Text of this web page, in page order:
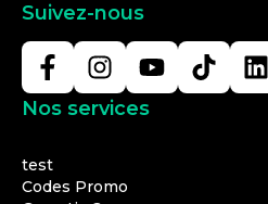
Suivez-nous
Nos services
test
Codes Promo